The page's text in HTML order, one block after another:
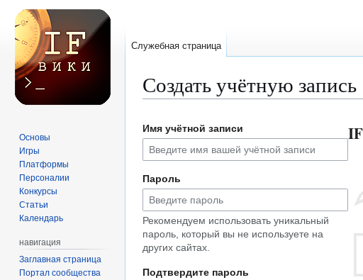
Создать учётную запись
к
навигации
к
поиску
Имя учётной записи
Пароль
Рекомендуем использовать уникальный
пароль, который вы не используете на
других сайтах.
Подтвердите пароль
Служебная страница
Основы
Игры
Платформы
Персоналии
Конкурсы
Статьи
Календарь
навигация
Заглавная страница
Портал сообщества